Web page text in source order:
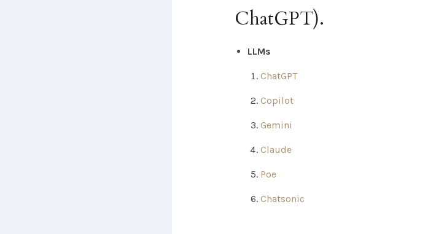
ChatGPT).
LLMs
ChatGPT
Copilot
Gemini
Claude
Poe
Chatsonic